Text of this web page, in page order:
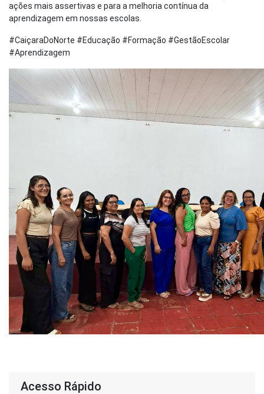
ações mais assertivas e para a melhoria contínua da
aprendizagem em nossas escolas.
#CaiçaraDoNorte #Educação #Formação #GestãoEscolar
#Aprendizagem
Acesso Rápido